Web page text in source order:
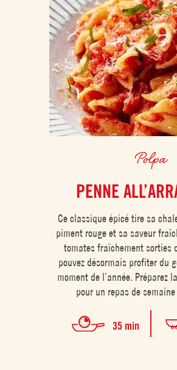
Polpa
PENNE
Ce classique épicé tire sa
piment rouge et sa saveur
tomates fraîchement sorties
pouvez désormais profiter du
moment de l’année. Préparez
pour un repas de
35 min